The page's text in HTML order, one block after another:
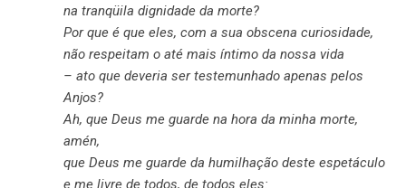
na tranqüila dignidade da morte?
Por que é que eles, com a sua obscena curiosidade,
não respeitam o até mais íntimo da nossa vida
– ato que deveria ser testemunhado apenas pelos
Anjos?
Ah, que Deus me guarde na hora da minha morte,
amén,
que Deus me guarde da humilhação deste espetáculo
e me livre de todos, de todos eles: